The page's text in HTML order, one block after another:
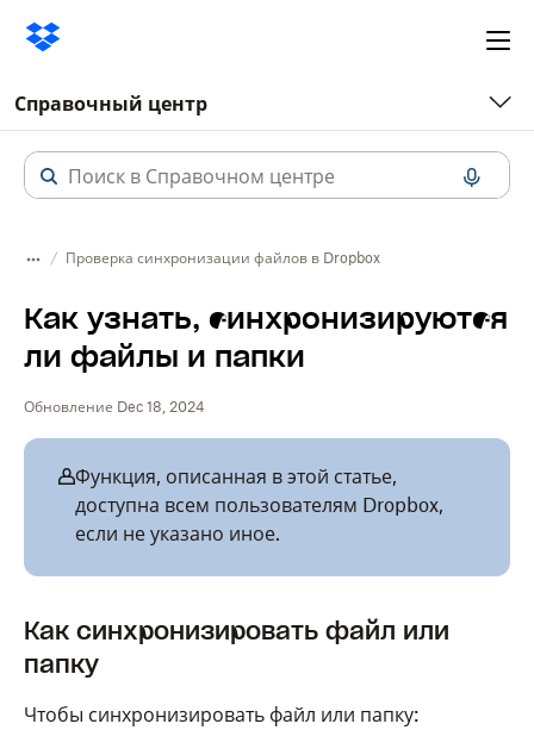
Справочный центр
Проверка синхронизации файлов в Dropbox
Как узнать, синхронизируются
ли файлы и папки
Обновление Dec 18, 2024
Функция, описанная в этой статье,
доступна всем пользователям Dropbox,
если не указано иное.
Как синхронизировать файл или
папку
Чтобы синхронизировать файл или папку: